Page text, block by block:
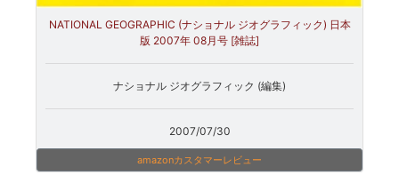
NATIONAL GEOGRAPHIC (ナショナル ジオグラフィック) 日本
版 2007年 08月号 [雑誌]
ナショナル ジオグラフィック (編集)
2007/07/30
amazonカスタマーレビュー